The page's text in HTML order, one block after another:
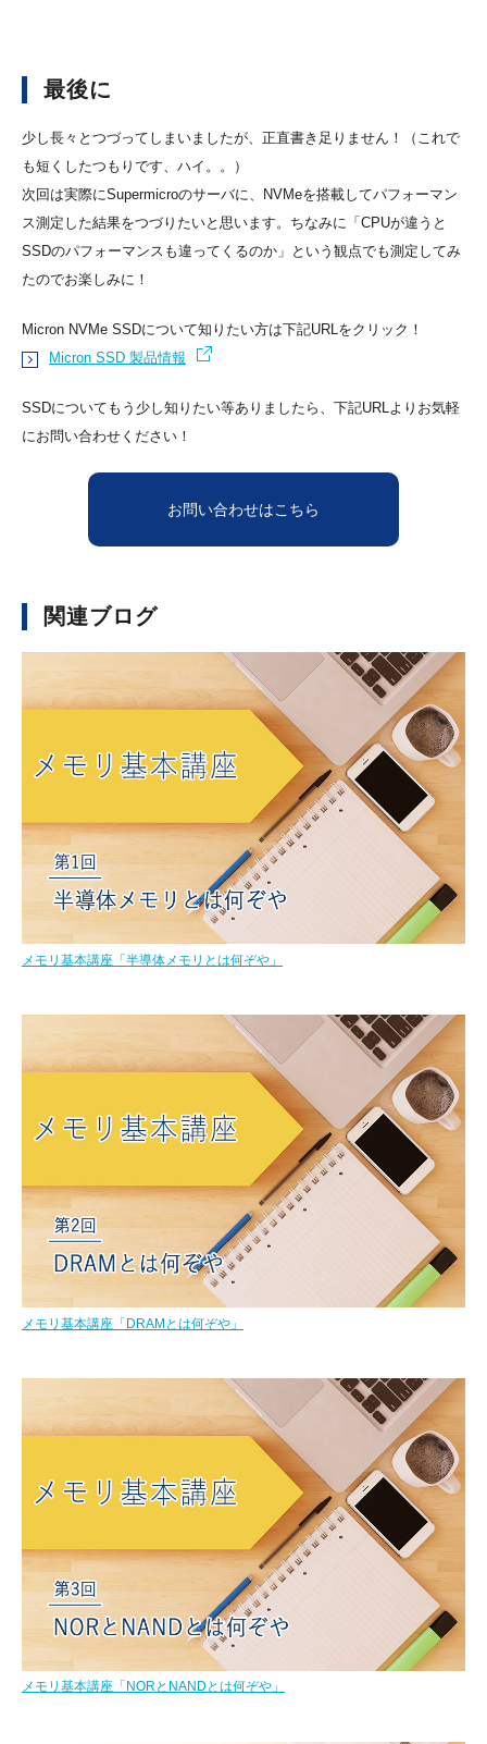
最後に
少し長々とつづってしまいましたが、正直書き足りません！（これで
も短くしたつもりです、ハイ。。）
次回は実際にSupermicroのサーバに、NVMeを搭載してパフォーマン
ス測定した結果をつづりたいと思います。ちなみに「CPUが違うと
SSDのパフォーマンスも違ってくるのか」という観点でも測定してみ
たのでお楽しみに！
Micron NVMe SSDについて知りたい方は下記URLをクリック！
Micron SSD 製品情報
SSDについてもう少し知りたい等ありましたら、下記URLよりお気軽
にお問い合わせください！
お問い合わせはこちら
関連ブログ
メモリ基本講座「半導体メモリとは何ぞや」
メモリ基本講座「DRAMとは何ぞや」
メモリ基本講座「NORとNANDとは何ぞや」